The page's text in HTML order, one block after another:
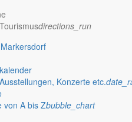
directions_run
Konzerte etc.
von A bis Zbubble_chart